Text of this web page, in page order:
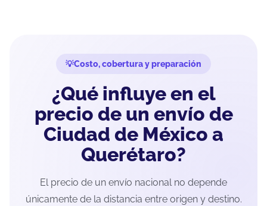
Costo, cobertura y preparación
¿Qué influye en el
precio de un envío de
Ciudad de México a
Querétaro?
El precio de un envío nacional no depende
únicamente de la distancia entre origen y destino.